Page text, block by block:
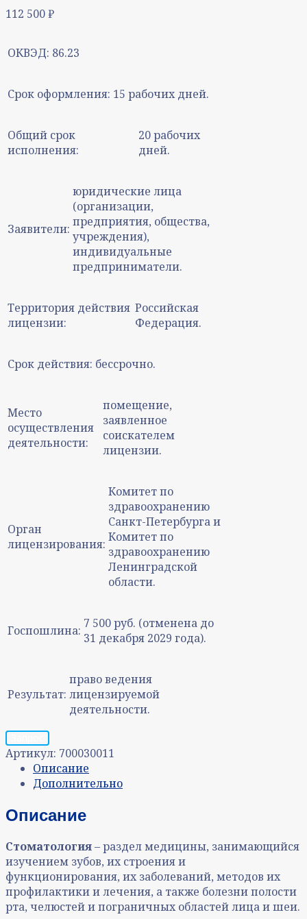
112 500₽
ОКВЭД: 86.23
Срок оформления: 15 рабочих дней.
Общий срок
исполнения:
20 рабочих
дней.
Заявители:
юридические лица
(организации,
предприятия, общества,
учреждения),
индивидуальные
предприниматели.
Территория действия
лицензии:
Российская
Федерация.
Срок действия: бессрочно.
Место
осуществления
деятельности:
помещение,
заявленное
соискателем
лицензии.
Орган
лицензирования:
Комитет по
здравоохранению
Санкт-Петербурга и
Комитет по
здравоохранению
Ленинградской
области.
Госпошлина: 7 500 руб. (отменена до
31 декабря 2029 года).
Результат:
право ведения
лицензируемой
деятельности.
Артикул: 700030011
Описание
Дополнительно
Описание
Стоматология– раздел медицины, занимающийся
изучением зубов, их строения и
функционирования, их заболеваний, методов их
профилактики и лечения, а также болезни полости
рта, челюстей и пограничных областей лица и шеи.